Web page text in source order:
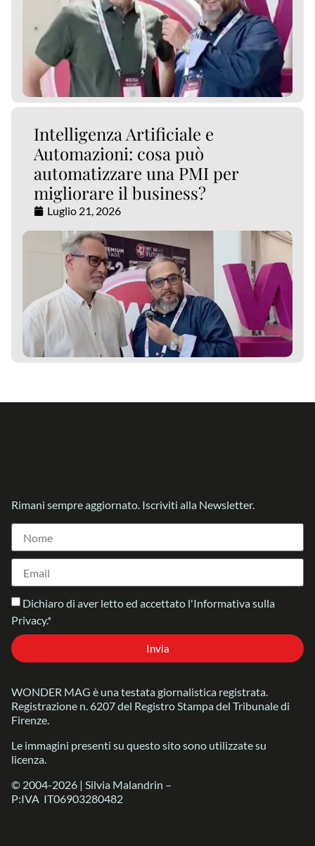
Intelligenza Artificiale e
Automazioni: cosa può
automatizzare una PMI per
migliorare il business?
Luglio 21, 2026
Rimani sempre aggiornato. Iscriviti alla Newsletter.
Dichiaro di aver letto ed accettato l'Informativa sulla
Privacy.*
Invia
WONDER MAG è una testata giornalistica registrata.
Registrazione n. 6207 del Registro Stampa del Tribunale di
Firenze.
Le immagini presenti su questo sito sono utilizzate su
licenza.
© 2004-2026 | Silvia Malandrin –
P:IVA IT06903280482